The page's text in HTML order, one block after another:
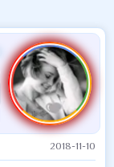
2018-11-10